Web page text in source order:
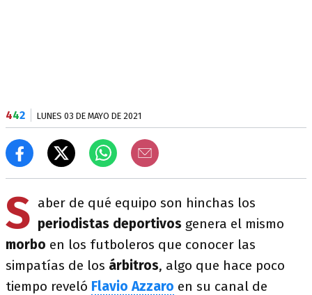
442 LUNES 03 DE MAYO DE 2021
S aber de qué equipo son hinchas los
periodistas deportivos genera el mismo
morbo en los futboleros que conocer las
simpatías de los árbitros, algo que hace poco
tiempo reveló Flavio Azzaro en su canal de